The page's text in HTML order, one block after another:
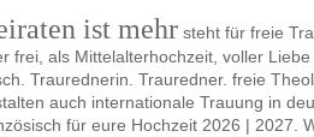
ist mehr steht für freie
frei, als Mittelalterhochzeit, voller
Traurednerin. Trauredner. freie
auch internationale Trauung in
für eure Hochzeit 2026 | 2027.